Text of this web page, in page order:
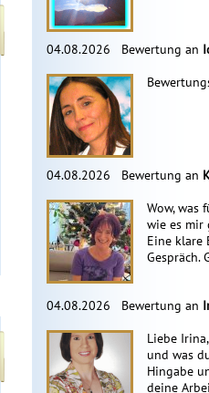
Doris
ID: 026
Bewertungen: 14
Hellsichtige, fühlende und
lösungsorientierte
Energie,- und Seelenlesen,
Situations,- und
Partneran…
finden wir
heute noch
scheint. 13
Erfahrung
Kla…
04.08.2026 Bewertung an
04.08.2026 Bewertung an
Wow, was
wie es mir
Eine klare
Gespräch.
04.08.2026 Bewertung an
Liebe
und was
Hingabe
deine